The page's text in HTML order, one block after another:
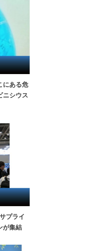
にある危
シウス
プライ
が集結